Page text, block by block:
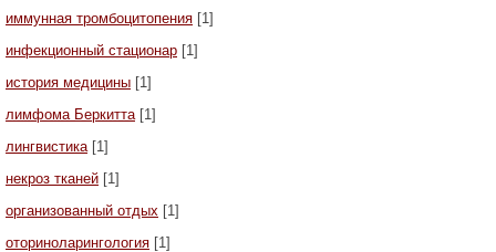
иммунная тромбоцитопения [1]
инфекционный стационар [1]
история медицины [1]
лимфома Беркитта [1]
лингвистика [1]
некроз тканей [1]
организованный отдых [1]
оториноларингология [1]